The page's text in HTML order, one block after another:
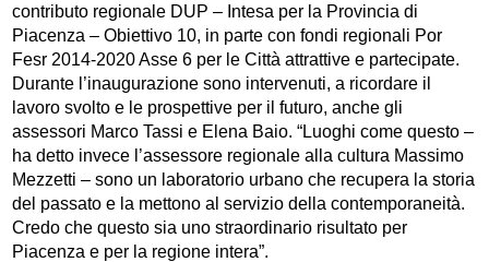
contributo regionale DUP – Intesa per la Provincia di
Piacenza – Obiettivo 10, in parte con fondi regionali Por
Fesr 2014-2020 Asse 6 per le Città attrattive e partecipate.
Durante l’inaugurazione sono intervenuti, a ricordare il
lavoro svolto e le prospettive per il futuro, anche gli
assessori Marco Tassi e Elena Baio. “Luoghi come questo –
ha detto invece l’assessore regionale alla cultura Massimo
Mezzetti – sono un laboratorio urbano che recupera la storia
del passato e la mettono al servizio della contemporaneità.
Credo che questo sia uno straordinario risultato per
Piacenza e per la regione intera”.